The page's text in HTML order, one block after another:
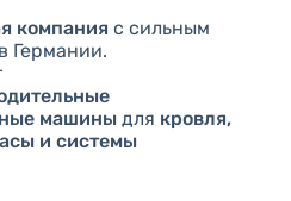
компания с сильным
Германии.
машиныдля кровля,
и системы